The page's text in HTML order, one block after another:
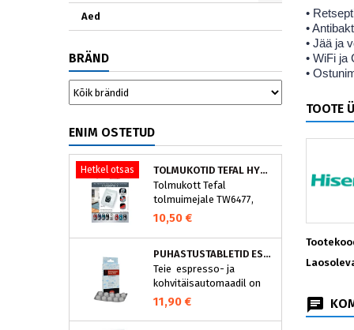
Aed
BRÄND
ENIM OSTETUD
Hetkel otsas
TOLMUKOTID TEFAL HYGIENE+ ZR200540 (4 TK)
Tolmukott Tefal
tolmuimejale TW6477,
TW6886..
10,50 €
PUHASTUSTABLETID ESPRESSOMASINALE, NIVONA 390701200
Teie espresso- ja
kohvitäisautomaadil on
integreeritud
puhastusprogramm.
NIVONA puhastustabletid
11,90 €
•
•
• Jää ja
• WiFi ja
•
TOOTE